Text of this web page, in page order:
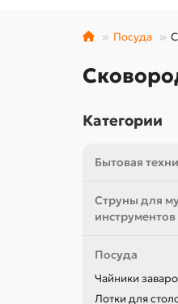
Посуда
Категории
Бытовая
Струны для
инструментов
Посуда
Чайники
Лотки для